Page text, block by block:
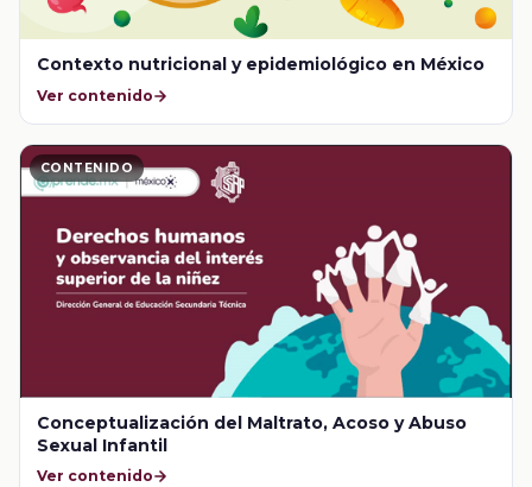
Contexto nutricional y epidemiológico en México
Ver contenido
CONTENIDO
Conceptualización del Maltrato, Acoso y Abuso
Sexual Infantil
Ver contenido